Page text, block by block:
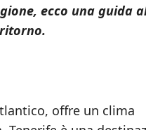
ecco una guida
offre un clima